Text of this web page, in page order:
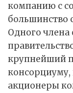
компанию с
большинство
Одного члена
крупнейший
акционеры